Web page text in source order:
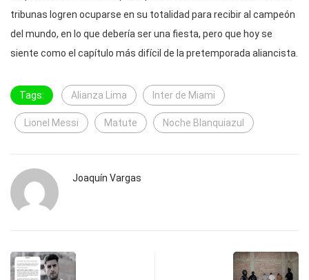
tribunas logren ocuparse en su totalidad para recibir al campeón
del mundo, en lo que debería ser una fiesta, pero que hoy se
siente como el capítulo más difícil de la pretemporada aliancista.
Tags: Alianza Lima Inter de Miami
Lionel Messi Matute Noche Blanquiazul
Joaquín Vargas